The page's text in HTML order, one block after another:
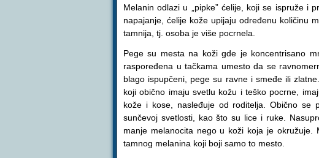
Melanin odlazi u „pipke” ćelije, koji se ispruže i
napajanje, ćelije kože upijaju određenu količinu
tamnija, tj. osoba je više pocrnela.
Pege su mesta na koži gde je koncentrisano
raspoređena u tačkama umesto da se
blago ispupčeni, pege su ravne i smeđe ili
koji obično imaju svetlu kožu i teško pocrne,
kože i kose, nasleđuje od roditelja. Obično se
sunčevoj svetlosti, kao što su lice i ruke.
manje melanocita nego u koži koja je
tamnog melanina koji boji samo to mesto.